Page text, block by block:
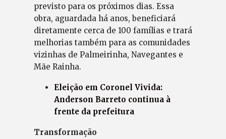
previsto para os próximos dias. Essa
obra, aguardada há anos, beneficiará
diretamente cerca de 100 famílias e trará
melhorias também para as comunidades
vizinhas de Palmeirinha, Navegantes e
Mãe Rainha.
Eleição em Coronel Vivida:
Anderson Barreto continua à
frente da prefeitura
Transformação